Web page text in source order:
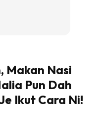
Makan Nasi
Pun Dah
Ikut Cara Ni!